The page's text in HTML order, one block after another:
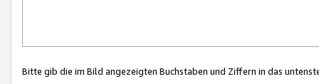
Bitte gib die im Bild angezeigten Buchstaben und Ziffern in das